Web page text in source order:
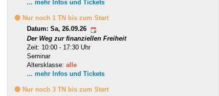
... mehr Infos und Tickets
🟡 Nur noch 1 TN bis zum Start
Datum: Sa, 26.09.26
Der Weg zur finanziellen Freiheit
Zeit: 10:00 - 17:30 Uhr
Seminar
Altersklasse: alle
... mehr Infos und Tickets
🟡 Nur noch 3 TN bis zum Start